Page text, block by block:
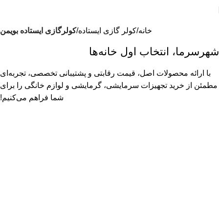
خانه کولر گازی ایستاده کولرگازی ایستاده بویمن
شهرسرما، انتخاب اول خانه‌ها
با ارائه محصولات اصل، قیمت رقابتی و پشتیبانی تخصصی، تجربه‌ای
مطمئن از خرید تجهیزات سرمایشی، گرمایشی و لوازم خانگی را برای
شما فراهم می‌کنیم!